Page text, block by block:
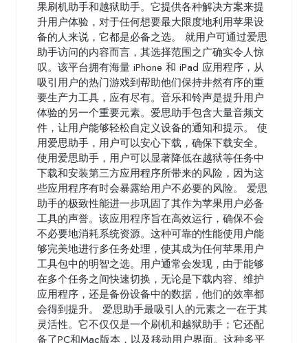
果刷机助手和越狱助手。它提供各种解决方案来提
升用户体验，对于任何想要最大限度地利用苹果设
备的人来说，它都是必备之选。 就用户可通过爱思
助手访问的内容而言，其选择范围之广确实令人惊
叹。该平台拥有海量 iPhone 和 iPad 应用程序，从
吸引用户的热门游戏到帮助他们保持井然有序的重
要生产力工具，应有尽有。音乐和铃声是提升用户
体验的另一个重要元素。爱思助手包含大量音频文
件，让用户能够轻松自定义设备的通知和提示。 使
用爱思助手，用户可以安心下载，确保下载安全。
使用爱思助手，用户可以显著降低在越狱等任务中
下载和安装第三方应用程序所带来的风险，因为这
些应用程序有时会暴露给用户不必要的风险。 爱思
助手的极致性能进一步巩固了其作为苹果用户必备
工具的声誉。该应用程序旨在高效运行，确保不会
不必要地消耗系统资源。这种可靠的性能使用户能
够完美地进行多任务处理，使其成为任何苹果用户
工具包中的明智之选。用户通常会发现，由于能够
在多个任务之间快速切换，无论是下载内容、维护
应用程序，还是备份设备中的数据，他们的效率都
会得到提升。 爱思助手最吸引人的元素之一在于其
灵活性。它不仅仅是一个刷机和越狱助手；它还配
备了PC和Mac版本，以及移动用户界面。这种多平